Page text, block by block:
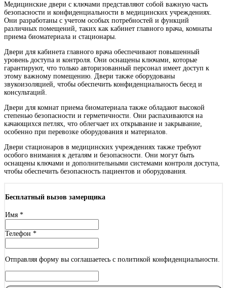
Дуб беленый
Дуб филадельфия
Медицинские двери с ключами представляют собой важную часть
безопасности и конфиденциальности в медицинских учреждениях.
Они разработаны с учетом особых потребностей и функций
различных помещений, таких как кабинет главного врача, комнаты
приема биоматериала и стационары.
Двери для кабинета главного врача обеспечивают повышенный
уровень доступа и контроля. Они оснащены ключами, которые
гарантируют, что только авторизованный персонал имеет доступ к
этому важному помещению. Двери также оборудованы
звукоизоляцией, чтобы обеспечить конфиденциальность бесед и
консультаций.
Двери для комнат приема биоматериала также обладают высокой
степенью безопасности и герметичности. Они распахиваются на
качающихся петлях, что облегчает их открывание и закрывание,
особенно при перевозке оборудования и материалов.
Двери стационаров в медицинских учреждениях также требуют
особого внимания к деталям и безопасности. Они могут быть
оснащены ключами и дополнительными системами контроля доступа,
чтобы обеспечить безопасность пациентов и оборудования.
Бесплатный вызов замерщика
Имя *
Телефон *
Отправляя форму вы соглашаетесь с политикой конфиденциальности.